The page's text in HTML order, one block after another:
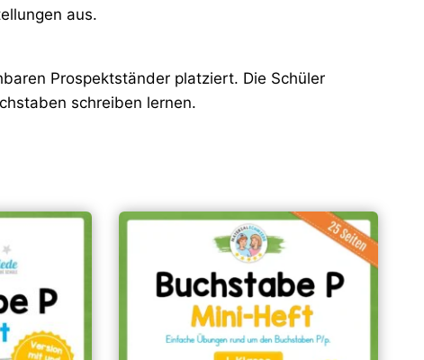
aus.
Prospektständer platziert. Die Schüler
schreiben lernen.